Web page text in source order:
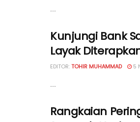
Kunjungi Bank
Layak
EDITOR:TOHIR MUHAMMAD 5
Rangkaian